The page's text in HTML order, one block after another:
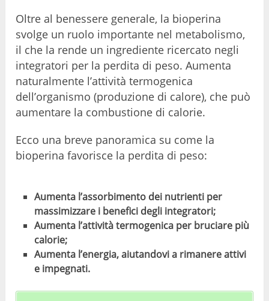
Oltre al benessere generale, la bioperina
svolge un ruolo importante nel metabolismo,
il che la rende un ingrediente ricercato negli
integratori per la perdita di peso. Aumenta
naturalmente l’attività termogenica
dell’organismo (produzione di calore), che può
aumentare la combustione di calorie.
Ecco una breve panoramica su come la
bioperina favorisce la perdita di peso:
Aumenta l’assorbimento dei nutrienti per
massimizzare i benefici degli integratori;
Aumenta l’attività termogenica per bruciare più
calorie;
Aumenta l’energia, aiutandovi a rimanere attivi
e impegnati.